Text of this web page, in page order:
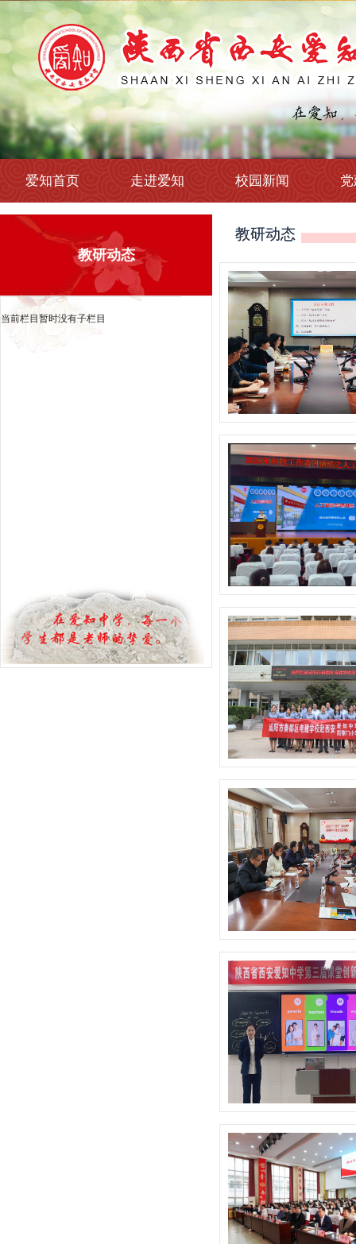
爱知首页 走进爱知 校园新闻
教研动态
当前栏目暂时没有子栏目
教研动态